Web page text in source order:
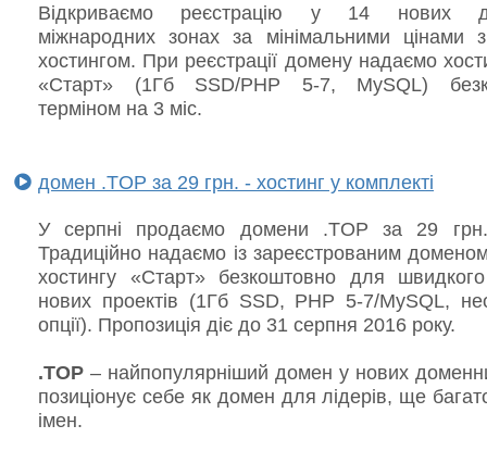
Відкриваємо реєстрацію у 14 нових
міжнародних зонах за мінімальними цінами
хостингом. При реєстрації домену надаємо
«Старт» (1Гб SSD/PHP 5-7, MySQL)
терміном на 3 міс.
домен .TOP за 29 грн. - хостинг у комплекті
У серпні продаємо домени .TOP за 29
Традиційно надаємо із зареєстрованим
хостингу «Старт» безкоштовно для
нових проектів (1Гб SSD, PHP 5-7/MySQL,
опції). Пропозиція діє до 31 серпня 2016 року.
.TOP – найпопулярніший домен у нових
позиціонує себе як домен для лідерів, ще
імен.